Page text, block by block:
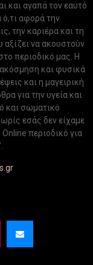
και αγαπά τον εαυτό
ό,τι αφορά την
την καριέρα και τη
να ακουστούν
περιοδικό μας. Η
και φυσικά
και η μαγειρική
για την υγεία και
και σωματικό
εσάς δεν είχαμε
περιοδικό για